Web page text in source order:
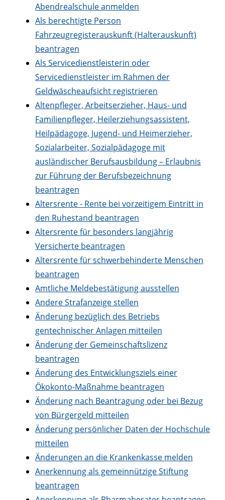
Abendrealschule anmelden
Als berechtigte Person
Fahrzeugregisterauskunft (Halterauskunft)
beantragen
Als Servicedienstleisterin oder
Servicedienstleister im Rahmen der
Geldwäscheaufsicht registrieren
Altenpfleger, Arbeitserzieher, Haus- und
Familienpfleger, Heilerziehungsassistent,
Heilpädagoge, Jugend- und Heimerzieher,
Sozialarbeiter, Sozialpädagoge mit
ausländischer Berufsausbildung – Erlaubnis
zur Führung der Berufsbezeichnung
beantragen
Altersrente - Rente bei vorzeitigem Eintritt in
den Ruhestand beantragen
Altersrente für besonders langjährig
Versicherte beantragen
Altersrente für schwerbehinderte Menschen
beantragen
Amtliche Meldebestätigung ausstellen
Andere Strafanzeige stellen
Änderung bezüglich des Betriebs
gentechnischer Anlagen mitteilen
Änderung der Gemeinschaftslizenz
beantragen
Änderung des Entwicklungsziels einer
Ökokonto-Maßnahme beantragen
Änderung nach Beantragung oder bei Bezug
von Bürgergeld mitteilen
Änderung persönlicher Daten der Hochschule
mitteilen
Änderungen an die Krankenkasse melden
Anerkennung als gemeinnützige Stiftung
beantragen